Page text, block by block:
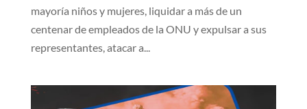
mayoría niños y mujeres, liquidar a más de un
centenar de empleados de la ONU y expulsar a sus
representantes, atacar a...